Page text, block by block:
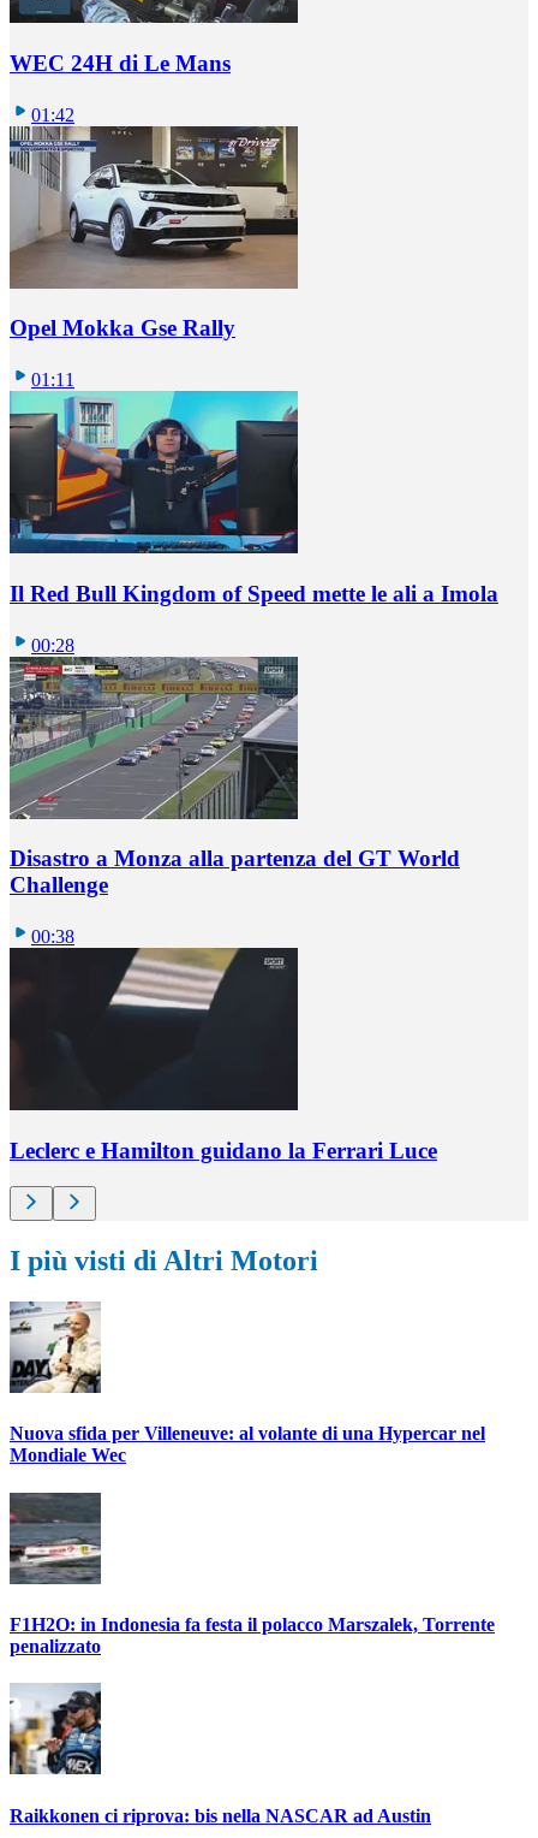
WEC 24H di Le Mans
01:42
Opel Mokka Gse Rally
01:11
Il Red Bull Kingdom of Speed mette le ali a Imola
00:28
Disastro a Monza alla partenza del GT World
Challenge
00:38
Leclerc e Hamilton guidano la Ferrari Luce
I più visti di Altri Motori
Nuova sfida per Villeneuve: al volante di una Hypercar nel
Mondiale Wec
F1H2O: in Indonesia fa festa il polacco Marszalek, Torrente
penalizzato
Raikkonen ci riprova: bis nella NASCAR ad Austin